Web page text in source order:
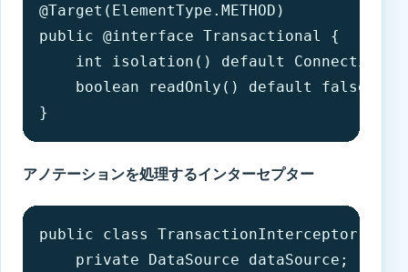
@Target(ElementType.METHOD)
public @interface Transactional {
int isolation() default
    boolean readOnly() default false;
}
アノテーションを処理するインターセプター
public class TransactionInterceptor {
    private DataSource dataSource;